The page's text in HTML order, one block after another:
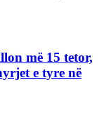
më 15 tetor,
e tyre në